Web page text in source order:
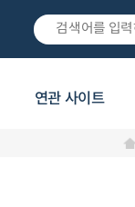
연관 사이트